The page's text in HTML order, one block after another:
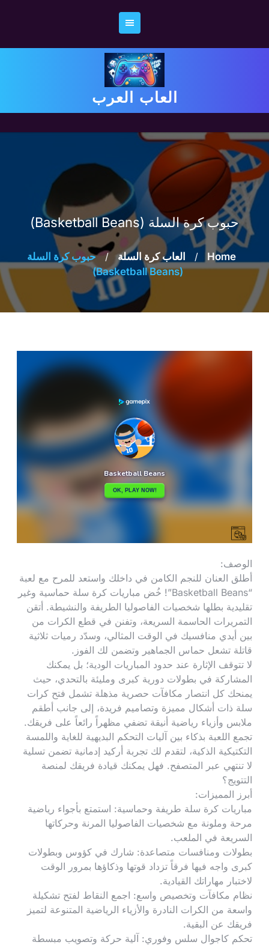
العاب العرب
حبوب كرة السلة (Basketball Beans)
Home
/ العاب كرة السلة /
حبوب كرة السلة
(Basketball Beans)
الوصف:
أطلق العنان للنجم الكامن في داخلك واستعد للمرح مع لعبة
“Basketball Beans”! خُض مباريات كرة سلة حماسية وغير
تقليدية بطلها شخصيات الفاصوليا الطريفة والنشيطة. أتقن
التمريرات الحاسمة السريعة، وتفنن في قطع الكرات من
بين أيدي منافسيك في الوقت المثالي، وسدّد رميات ثلاثية
قاتلة تشعل حماس الجماهير وتضمن لك الفوز.
لا تتوقف الإثارة عند حدود المباريات الودية؛ بل يمكنك
المشاركة في بطولات دورية كبرى ومليئة بالتحدي، حيث
يمنحك كل انتصار مكافآت حصرية مذهلة تشمل فتح كرات
سلة ذات أشكال مميزة وتصاميم فريدة، إلى جانب أطقم
ملابس وأزياء رياضية أنيقة تضفي مظهراً رائعاً على فريقك.
تجمع اللعبة بذكاء بين آليات التحكم البديهية للغاية واللمسة
التكتيكية الذكية، لتقدم لك تجربة أركيد إدمانية تضمن تسلية
لا تنتهي عبر المتصفح. فهل يمكنك قيادة فريقك لمنصة
التتويج؟
أبرز المميزات:
مباريات كرة سلة طريفة وحماسية: استمتع بأجواء رياضية
مرحة وملونة مع شخصيات الفاصوليا المرنة وحركاتها
السريعة في الملعب.
بطولات ومنافسات متصاعدة: شارك في كؤوس وبطولات
كبرى واجه فيها فرقاً تزداد قوتها وذكاؤها بمرور الوقت
لاختبار مهاراتك القيادية.
نظام مكافآت وتخصيص واسع: اجمع النقاط لفتح تشكيلة
واسعة من الكرات النادرة والأزياء الرياضية المتنوعة لتميز
فريقك عن البقية.
تحكم كاجوال سلس وفوري: آلية حركة وتصويب مبسطة